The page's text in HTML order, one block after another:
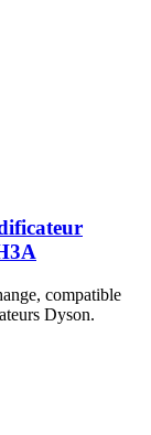
compatible
Dyson.